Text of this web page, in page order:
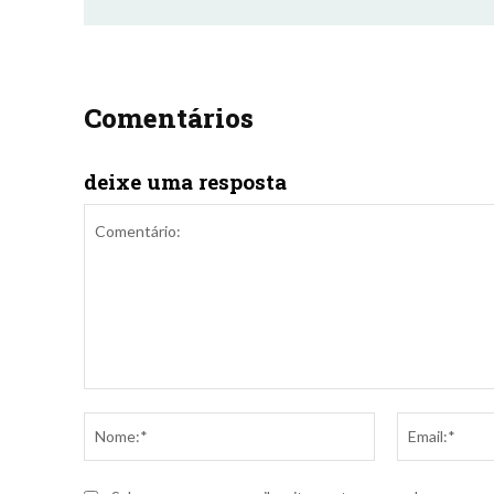
Comentários
deixe uma resposta